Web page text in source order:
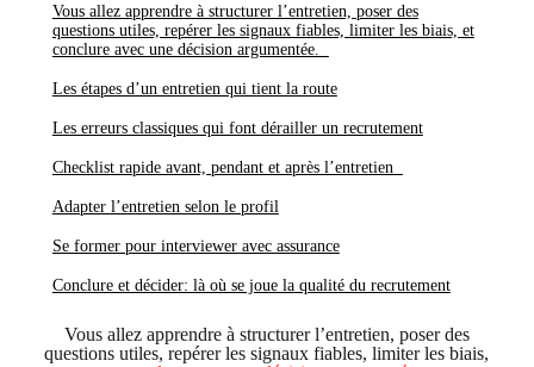
Vous allez apprendre à structurer l’entretien, poser des
questions utiles, repérer les signaux fiables, limiter les biais,
Vous allez apprendre à structurer l’entretien, poser des
questions utiles, repérer les signaux fiables, limiter les biais, et
conclure avec une décision argumentée.
Les étapes d’un entretien qui tient la route
Les erreurs classiques qui font dérailler un recrutement
Checklist rapide avant, pendant et après l’entretien
Adapter l’entretien selon le profil
Se former pour interviewer avec assurance
Conclure et décider: là où se joue la qualité du recrutement